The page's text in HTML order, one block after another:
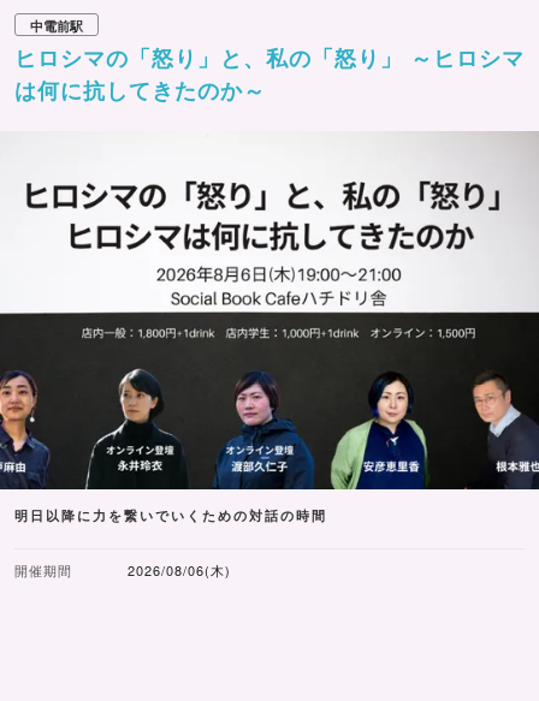
中電前駅
ヒロシマの「怒り」と、私の「怒り」 ～ヒロシマ
は何に抗してきたのか～
明日以降に力を繋いでいくための対話の時間
開催期間 2026/08/06(木)